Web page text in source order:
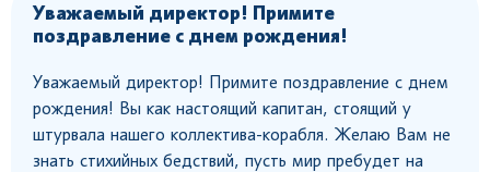
Уважаемый директор! Примите
поздравление с днем рождения!
Уважаемый директор! Примите поздравление с днем
рождения! Вы как настоящий капитан, стоящий у
штурвала нашего коллектива-корабля. Желаю Вам не
знать стихийных бедствий, пусть мир пребудет на